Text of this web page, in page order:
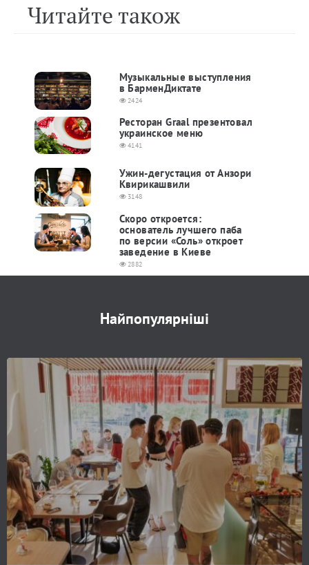
Читайте також
Музыкальные выступления
в БарменДиктате
2424
Ресторан Graal презентовал
украинское меню
4141
Ужин-дегустация от Анзори
Квирикашвили
3148
Скоро откроется:
основатель лучшего паба
по версии «Соль» откроет
заведение в Киеве
2882
Найпопулярніші